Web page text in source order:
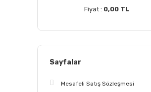
Fiyat : 0,00 TL
Sayfalar
Mesafeli Satış Sözleşmesi